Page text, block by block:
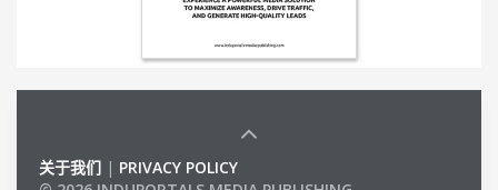
关于我们 | PRIVACY POLICY